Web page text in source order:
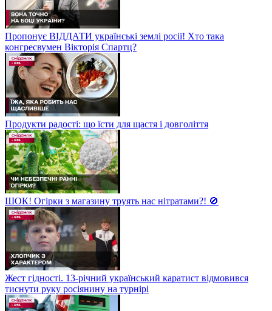
Пропонує ВІДДАТИ українські землі росії! Хто така
конгресвумен Вікторія Спартц?
Продукти радості: що їсти для щастя і довголіття
ШОК! Огірки з магазину труять нас нітратами?! 🚫
Жест гідності. 13-річний український каратист відмовився
тиснути руку росіянину на турнірі